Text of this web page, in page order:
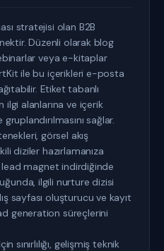
stratejisi olan B2B
Düzenli olarak blog
veya e-kitaplar
ile bu içerikleri e-posta
Etiket tabanlı
ilgi alanlarına ve içerik
sağlar.
görsel akış
diziler hazırlamanıza
lead magnet indirdiğinde
ilgili nurture dizisi
sayfası oluşturucu ve kayıt
generation süreçlerini
sınırlılığı, gelişmiş teknik